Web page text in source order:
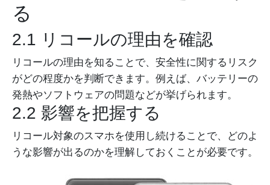
る
2.1 リコールの理由を確認
リコールの理由を知ることで、安全性に関するリスク
がどの程度かを判断できます。例えば、バッテリーの
発熱やソフトウェアの問題などが挙げられます。
2.2 影響を把握する
リコール対象のスマホを使用し続けることで、どのよ
うな影響が出るのかを理解しておくことが必要です。